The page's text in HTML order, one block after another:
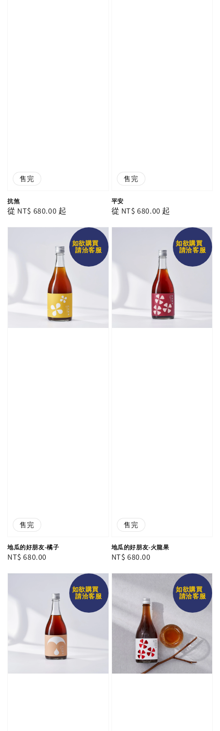
售完
抗煞
Regular
從 NT$ 680.00 起
售完
平安
Regular
從 NT$ 680.00 起
售完
如欲購買
請洽客服
地瓜的好朋友-橘子
Regular
NT$ 680.00
售完
如欲購買
請洽客服
地瓜的好朋友-火龍果
Regular
NT$ 680.00
如欲購買
請洽客服
如欲購買
請洽客服